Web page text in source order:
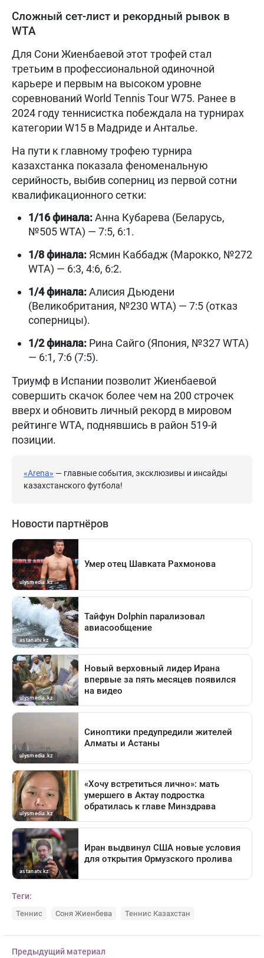
Сложный сет-лист и рекордный рывок в
WTA
Для Сони Жиенбаевой этот трофей стал
третьим в профессиональной одиночной
карьере и первым на высоком уровне
соревнований World Tennis Tour W75. Ранее в
2024 году теннисистка побеждала на турнирах
категории W15 в Мадриде и Анталье.
На пути к главному трофею турнира
казахстанка показала феноменальную
серийность, выбив соперниц из первой сотни
квалификационного сетки:
1/16 финала:Анна Кубарева (Беларусь,
№505 WTA) — 7:5, 6:1.
1/8 финала: Ясмин Каббадж (Марокко, №272
WTA) — 6:3, 4:6, 6:2.
1/4 финала:Алисия Дьюдени
(Великобритания, №230 WTA) — 7:5 (отказ
соперницы).
1/2 финала: Рина Сайго (Япония, №327 WTA)
— 6:1, 7:6 (7:5).
Триумф в Испании позволит Жиенбаевой
совершить скачок более чем на 200 строчек
вверх и обновить личный рекорд в мировом
рейтинге WTA, поднявшись в район 519-й
позиции.
«Arena» — главные события, эксклюзивы и инсайды
казахстанского футбола!
Теги:
Теннис Соня Жиенбева Теннис Казахстан
Предыдущий материал